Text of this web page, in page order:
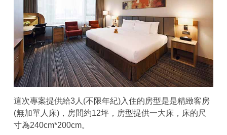
這次專案提供給3人(不限年紀)入住的房型是是精緻客房
(無加單人床)，房間約12坪，房型提供一大床，床的尺
寸為240cm*200cm。